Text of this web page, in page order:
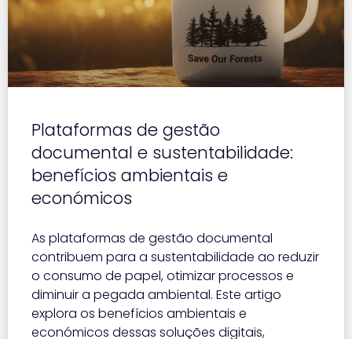
Plataformas de gestão
documental e sustentabilidade:
benefícios ambientais e
económicos
As plataformas de gestão documental
contribuem para a sustentabilidade ao reduzir
o consumo de papel, otimizar processos e
diminuir a pegada ambiental. Este artigo
explora os benefícios ambientais e
económicos dessas soluções digitais,